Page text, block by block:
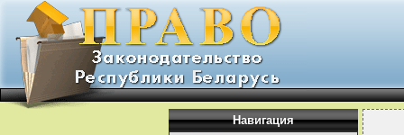
Навигация